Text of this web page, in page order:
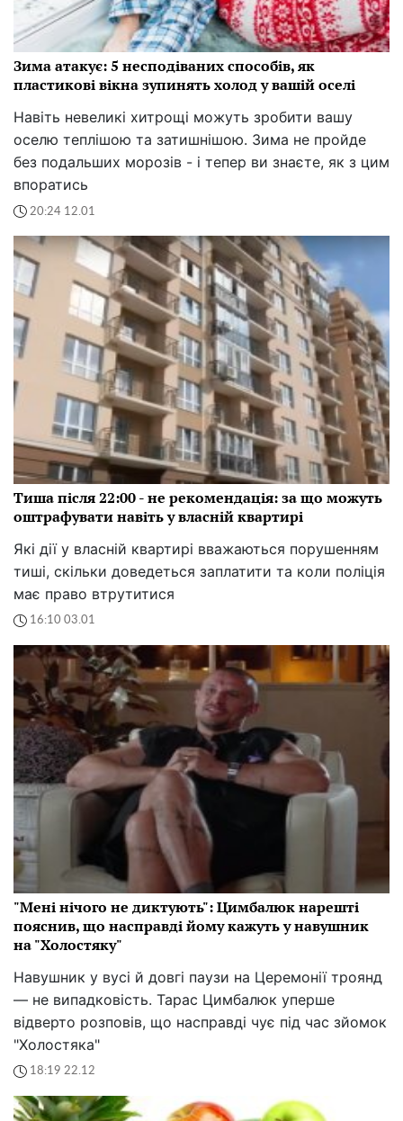
Зима атакує: 5 несподіваних способів, як
пластикові вікна зупинять холод у вашій оселі
Навіть невеликі хитрощі можуть зробити вашу
оселю теплішою та затишнішою. Зима не пройде
без подальших морозів - і тепер ви знаєте, як з цим
впоратись
20:24 12.01
Тиша після 22:00 - не рекомендація: за що можуть
оштрафувати навіть у власній квартирі
Які дії у власній квартирі вважаються порушенням
тиші, скільки доведеться заплатити та коли поліція
має право втрутитися
16:10 03.01
"Мені нічого не диктують": Цимбалюк нарешті
пояснив, що насправді йому кажуть у навушник
на "Холостяку"
Навушник у вусі й довгі паузи на Церемонії троянд
— не випадковість. Тарас Цимбалюк уперше
відверто розповів, що насправді чує під час зйомок
"Холостяка"
18:19 22.12